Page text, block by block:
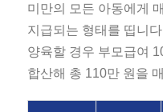
미만의 모든 아동에게
지급되는 형태를 띱니
양육할 경우 부모급여
합산해 총 110만 원을